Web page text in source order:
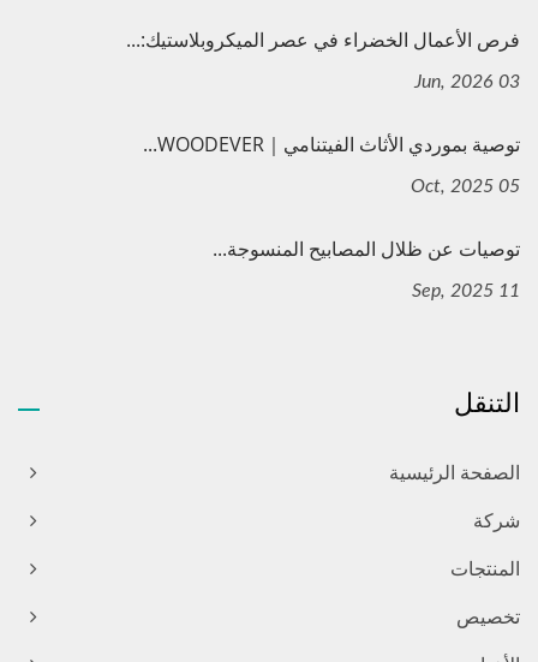
فرص الأعمال الخضراء في عصر الميكروبلاستيك:...
03 Jun, 2026
توصية بموردي الأثاث الفيتنامي｜WOODEVER...
05 Oct, 2025
توصيات عن ظلال المصابيح المنسوجة...
11 Sep, 2025
التنقل
الصفحة الرئيسية
شركة
المنتجات
تخصيص